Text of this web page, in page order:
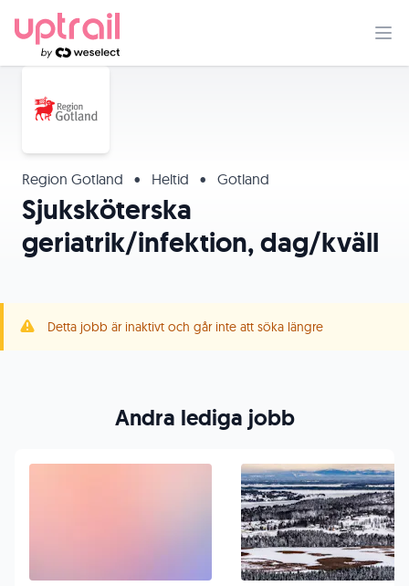
Region Gotland • Heltid • Gotland
Sjuksköterska
geriatrik/infektion, dag/kväll
Detta jobb är inaktivt och går inte att söka längre
Andra lediga jobb